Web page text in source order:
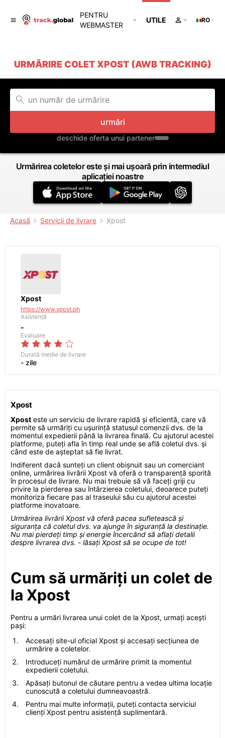
PENTRU
WEBMASTER
UTILE RO
URMĂRIRE COLET XPOST (AWB TRACKING)
urmări
deschide oferta unui partener
Urmărirea coletelor este și mai ușoară prin intermediul
aplicației noastre
Acasă Servicii de livrare Xpost
Xpost
https://www.xpost.ph
Asistență
-
Evaluare
Durată medie de livrare
- zile
Xpost
Xpost este un serviciu de livrare rapidă și eficientă, care vă
permite să urmăriți cu ușurință statusul comenzii dvs. de la
momentul expedierii până la livrarea finală. Cu ajutorul acestei
platforme, puteți afla în timp real unde se află coletul dvs. și
când este de așteptat să fie livrat.
Indiferent dacă sunteți un client obișnuit sau un comerciant
online, urmărirea livrării Xpost vă oferă o transparență sporită
în procesul de livrare. Nu mai trebuie să vă faceți griji cu
privire la pierderea sau întârzierea coletului, deoarece puteți
monitoriza fiecare pas al traseului său cu ajutorul acestei
platforme inovatoare.
Urmărirea livrării Xpost vă oferă pacea sufletească și
siguranța că coletul dvs. va ajunge în siguranță la destinație.
Nu mai pierdeți timp și energie încercând să aflați detalii
despre livrarea dvs. - lăsați Xpost să se ocupe de tot!
Cum să urmăriți un colet de
la Xpost
Pentru a urmări livrarea unui colet de la Xpost, urmați acești
pași:
Accesați site-ul oficial Xpost și accesați secțiunea de
urmărire a coletelor.
Introduceți numărul de urmărire primit la momentul
expedierii coletului.
Apăsați butonul de căutare pentru a vedea ultima locație
cunoscută a coletului dumneavoastră.
Pentru mai multe informații, puteți contacta serviciul
clienți Xpost pentru asistență suplimentară.